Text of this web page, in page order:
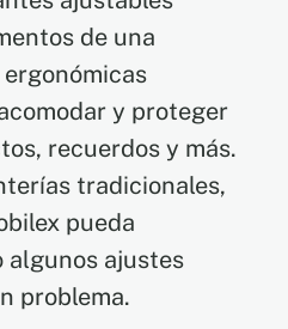
de una
y proteger
recuerdos y más.
tradicionales,
pueda
algunos ajustes
problema.